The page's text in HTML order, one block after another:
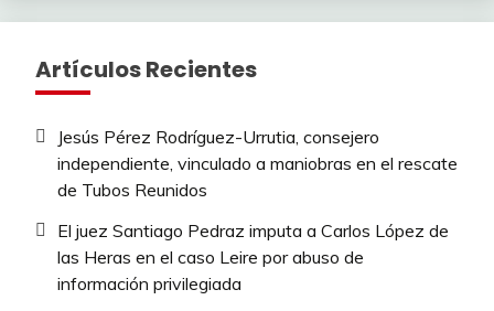
Artículos Recientes
Jesús Pérez Rodríguez-Urrutia, consejero
independiente, vinculado a maniobras en el rescate
de Tubos Reunidos
El juez Santiago Pedraz imputa a Carlos López de
las Heras en el caso Leire por abuso de
información privilegiada